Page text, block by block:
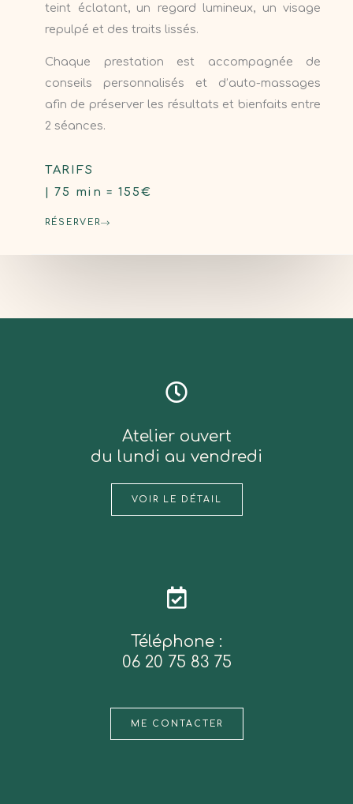
teint éclatant, un regard lumineux, un visage
repulpé et des traits lissés.
Chaque prestation est accompagnée de
conseils personnalisés et d’auto-massages
afin de préserver les résultats et bienfaits entre
2 séances.
TARIFS
| 75 min = 155€
RÉSERVER
Atelier ouvert
du lundi au vendredi
VOIR LE DÉTAIL
Téléphone :
06 20 75 83 75
ME CONTACTER